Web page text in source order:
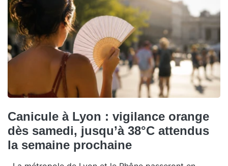
Canicule à Lyon : vigilance orange
dès samedi, jusqu’à 38°C attendus
la semaine prochaine